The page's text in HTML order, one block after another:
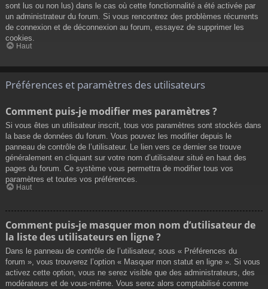
sont lus ou non lus) dans le cas où cette fonctionnalité a été activée par
un administrateur du forum. Si vous rencontrez des problèmes récurrents
de connexion et de déconnexion au forum, essayez de supprimer les
cookies.
Haut
Préférences et paramètres des utilisateurs
Comment puis-je modifier mes paramètres ?
Si vous êtes un utilisateur inscrit, tous vos paramètres sont stockés dans
la base de données du forum. Vous pouvez les modifier depuis le
panneau de contrôle de l’utilisateur. Le lien vers ce dernier se trouve
généralement en cliquant sur votre nom d’utilisateur situé en haut des
pages du forum. Ce système vous permettra de modifier tous vos
paramètres et toutes vos préférences.
Haut
Comment puis-je masquer mon nom d’utilisateur de
la liste des utilisateurs en ligne ?
Dans le panneau de contrôle de l’utilisateur, sous « Préférences du
forum », vous trouverez l’option « Masquer mon statut en ligne ». Si vous
activez cette option, vous ne serez visible que des administrateurs, des
modérateurs et de vous-même. Vous serez alors comptabilisé comme